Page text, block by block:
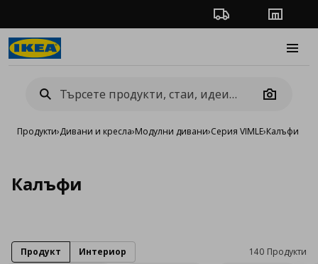
Проследяване на
Camera
Продукти›Дивани и кресла›Модулни дивани›Серия VIMLE›Калъфи
Калъфи
140 Продукти
Продукт Интериор